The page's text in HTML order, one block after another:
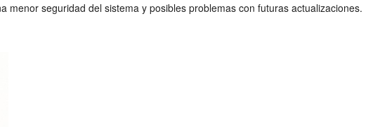
seguridad del sistema y posibles problemas con futuras actualizaciones.